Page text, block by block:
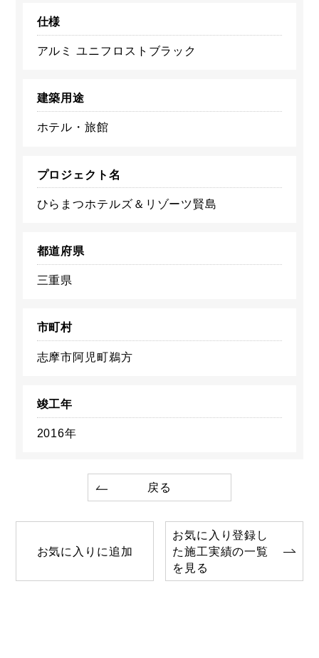
仕様
アルミ ユニフロストブラック
建築用途
ホテル・旅館
プロジェクト名
ひらまつホテルズ＆リゾーツ賢島
都道府県
三重県
市町村
志摩市阿児町鵜方
竣工年
2016年
戻る
お気に入りに追加
お気に入り登録し
た施工実績の一覧
を見る